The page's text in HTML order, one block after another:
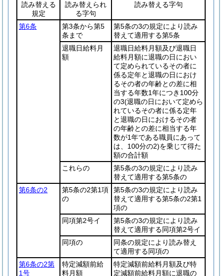
読み替える
規定
読み替えられ
る字句
読み替える字句
第6条
第3条から第5
条まで
第5条の3の規定により読み
替えて適用する第5条
退職日給料月
額
退職日給料月額及び退職日
給料月額に退職の日におい
て定められているその者に
係る定年と退職の日におけ
るその者の年齢との差に相
当する年数1年につき100分
の3(退職の日において定めら
れているその者に係る定年
と退職の日におけるその者
の年齢との差に相当する年
数が1年である職員にあって
は、100分の2)を乗じて得た
額の合計額
これらの
第5条の3の規定により読み
替えて適用する第5条の
第6条の2
第5条の2第1項
の
第5条の3の規定により読み
替えて適用する第5条の2第1
項の
同項第2号イ
第5条の3の規定により読み
替えて適用する同項第2号イ
同項の
同条の規定により読み替え
て適用する同項の
第6条の2第
1号
特定減額前給
料月額
特定減額前給料月額及び特
定減額前給料月額に退職の